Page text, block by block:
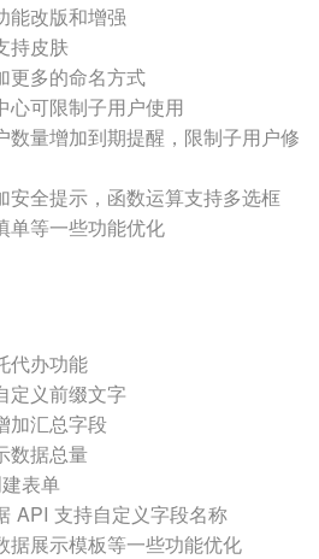
能改版和增强
持皮肤
更多的命名方式
心可限制子用户使用
数量增加到期提醒，限制子用户修
安全提示，函数运算支持多选框
单等一些功能优化
代办功能
定义前缀文字
加汇总字段
数据总量
表单
API 支持自定义字段名称
据展示模板等一些功能优化